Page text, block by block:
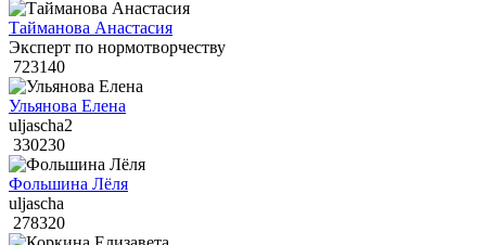
Тайманова Анастасия
Эксперт по нормотворчеству
723140
Ульянова Елена
uljascha2
330230
Фольшина Лёля
uljascha
278320